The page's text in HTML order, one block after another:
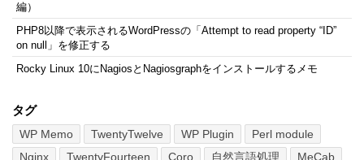
編）
PHP8以降で表示されるWordPressの「Attempt to read property “ID”
on null」を修正する
Rocky Linux 10にNagiosとNagiosgraphをインストールするメモ
タグ
WP Memo TwentyTwelve WP Plugin
Perl module
Nginx
TwentyFourteen Coro 自然言語処理 MeCab